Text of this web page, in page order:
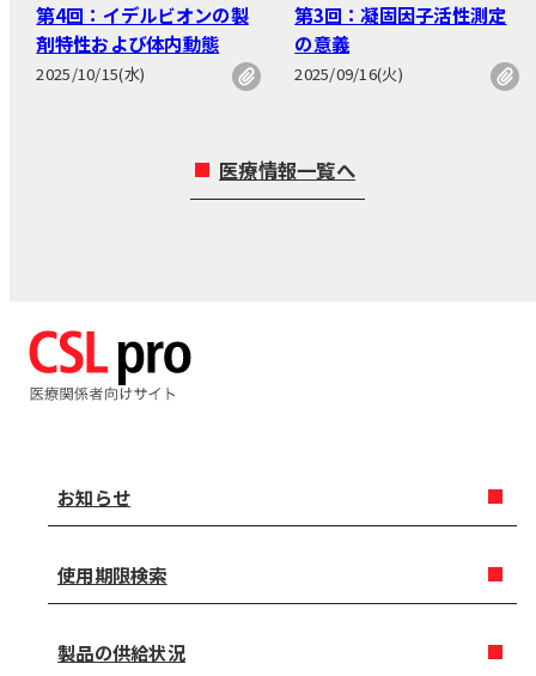
第4回：イデルビオンの製
剤特性および体内動態
2025/10/15(水)
第3回：凝固因子活性測定
の意義
2025/09/16(火)
医療情報一覧へ
お知らせ
使用期限検索
製品の供給状況